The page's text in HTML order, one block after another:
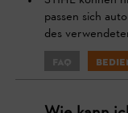
passen sich
des
FAQ